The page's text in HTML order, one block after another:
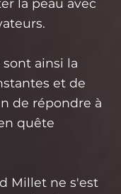
la peau avec
ainsi la
et de
de répondre à
quête
Millet ne s'est